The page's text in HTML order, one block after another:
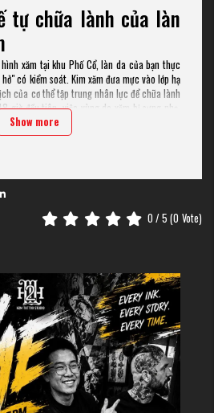
tự chữa lành của làn
xăm tại khu Phố Cổ, làn da của bạn thực
có kiểm soát. Kim xăm đưa mực vào lớp hạ
của cơ thể tập trung nhân lực để chữa lành
giờ đầu tiên, việc vùng da xăm bị sưng nhẹ,
bị cháy nắng là phản ứng sinh lý hoàn toàn
sẽ gặp phải.
thừa được da đẩy ra ngoài để làm sạch
tại H2M với hơn 9 năm kinh nghiệm trong
đây là giai đoạn "vàng" để bạn giữ vệ sinh
phố Hà Nội xâm nhập vào vết thương đang
các triệu chứng. Một hình xăm khỏe mạnh
3 ngày. Nếu bạn nhận thấy tình trạng không
trọng hơn, đó là lúc chúng ta cần bắt đầu
án xử lý kịp thời, tránh ảnh hưởng đến chất
thân.
phản ứng bình
cần quá lo lắng
Show more
0 / 5 (0 Vote)